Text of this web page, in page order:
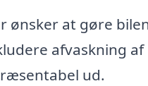
ønsker at gøre
afvaskning
ud.